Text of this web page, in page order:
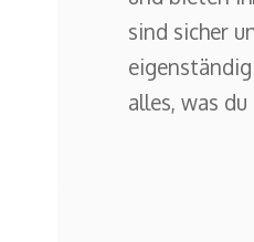
sind sicher
alles, was